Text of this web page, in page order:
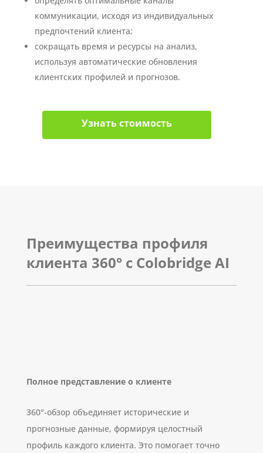
коммуникации, исходя из индивидуальных
предпочтений клиента;
сокращать время и ресурсы на анализ,
используя автоматические обновления
клиентских профилей и прогнозов.
Узнать стоимость
Преимущества профиля
клиента 360° с Colobridge AI
Полное представление о клиенте
360°-обзор объединяет исторические и
прогнозные данные, формируя целостный
профиль каждого клиента. Это помогает точно